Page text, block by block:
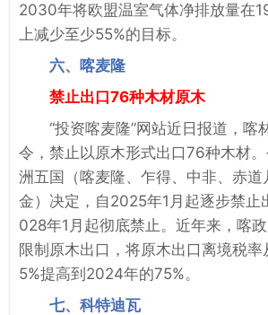
2030年将欧盟温室气体净排放量在
上减少至少55%的目标。
六、喀麦隆
禁止出口76种木材原木
“投资喀麦隆”网站近日报道，喀
令，禁止以原木形式出口76种木材
洲五国（喀麦隆、乍得、中非、赤道
金）决定，自2025年1月起逐步禁止
028年1月起彻底禁止。近年来，喀
限制原木出口，将原木出口离境税率
5%提高到2024年的75%。
七、科特迪瓦